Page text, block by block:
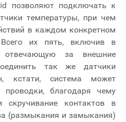
позволяют подключать к
температуры, при чем
в каждом конкретном
Всего их пять, включив в
отвечающую за внешние
так же датчики
кстати, система может
проводки, благодаря чему
скручивание контактов в
(размыкания и замыкания)